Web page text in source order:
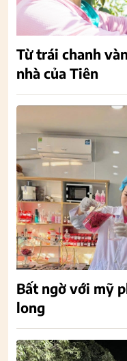
Từ trái chanh
nhà của Tiên
Bất ngờ với mỹ
long